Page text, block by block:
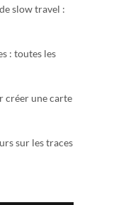
slow travel :
: toutes les
créer une carte
sur les traces